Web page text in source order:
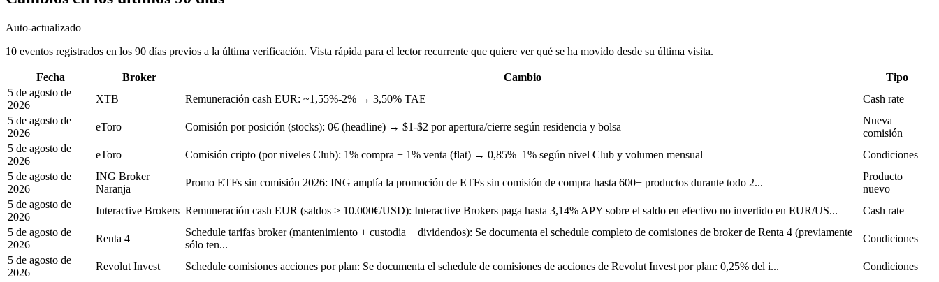
Auto-actualizado
10 eventos registrados en los 90 días previos a la última verificación. Vista rápida para el lector recurrente que quiere ver qué se ha movido desde su última visita.
Fecha Broker Cambio
Tipo
5 de agosto de
2026
XTB Remuneración cash EUR: ~1,55%-2% → 3,50% TAE
Cash rate
5 de agosto de
2026
eToro Comisión por posición (stocks): 0€ (headline) → $1-$2 por apertura/cierre según residencia y bolsa
Nueva
comisión
5 de agosto de
2026
eToro Comisión cripto (por niveles Club): 1% compra + 1% venta (flat) → 0,85%–1% según nivel Club y volumen mensual
Condiciones
5 de agosto de
2026
ING Broker
Naranja
Promo ETFs sin comisión 2026: ING amplía la promoción de ETFs sin comisión de compra hasta 600+ productos durante todo 2...
Producto
nuevo
5 de agosto de
2026
Interactive Brokers Remuneración cash EUR (saldos > 10.000€/USD): Interactive Brokers paga hasta 3,14% APY sobre el saldo en efectivo no invertido en EUR/US...
Cash rate
5 de agosto de
2026
Renta 4
Schedule tarifas broker (mantenimiento + custodia + dividendos): Se documenta el schedule completo de comisiones de broker de Renta 4 (previamente
sólo ten...
Condiciones
5 de agosto de
2026
Revolut Invest Schedule comisiones acciones por plan: Se documenta el schedule de comisiones de acciones de Revolut Invest por plan: 0,25% del i...
Condiciones